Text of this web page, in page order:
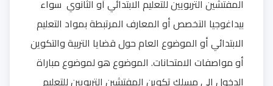
المفتشين التربويين للتعليم الابتدائي أو الثانوي سواء
بيداغوجيا التخصص أو المعارف المرتبطة بمواد التعليم
الابتدائي أو الموضوع العام حول قضايا التربية والتكوين
أو مواصفات الامتحانات. الموضوع هو لموضوع مباراة
الدخول إلى مسلك تكوين المفتشين التربويين للتعليم